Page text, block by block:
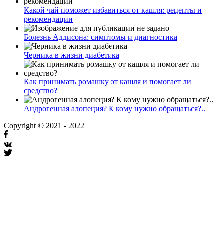
Какой чай поможет избавиться от кашля: рецепты и
рекомендации
Болезнь Аддисона: симптомы и диагностика
Черника в жизни диабетика
Как принимать ромашку от кашля и помогает ли
средство?
Андрогенная алопеция? К кому нужно обращаться?..
Copyright © 2021 - 2022